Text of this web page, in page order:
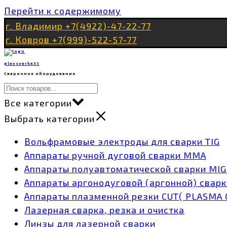
Перейти к содержимому
г. Владимир +7(4922)-47-22-77
г. Ковров +7(999)-522-57-77
glavsvarka33
Сварочное оборудование
Все категории
Выбрать категории
Вольфрамовые электроды для сварки TIG
Аппараты ручной дуговой сварки MMA
Аппараты полуавтоматической сварки
Аппараты аргонодуговой (аргонной)
Аппараты плазменной резки CUT( PLASMA
Лазерная сварка, резка и очистка
Линзы для лазерной сварки